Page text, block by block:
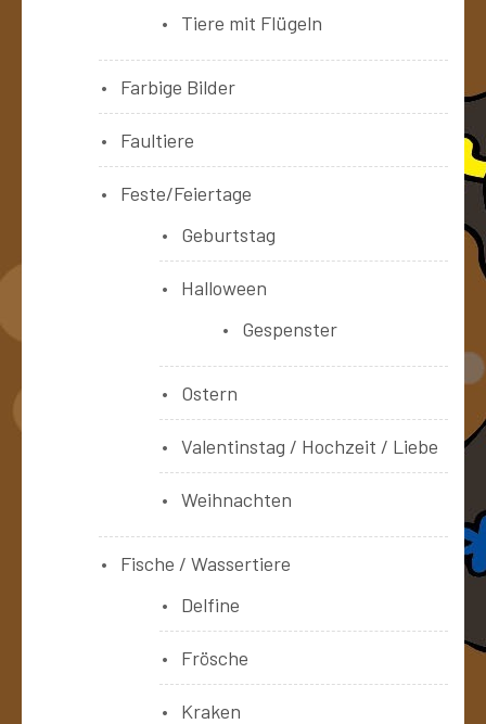
Tiere mit Flügeln
Farbige Bilder
Faultiere
Feste/Feiertage
Geburtstag
Halloween
Gespenster
Ostern
Valentinstag / Hochzeit / Liebe
Weihnachten
Fische / Wassertiere
Delfine
Frösche
Kraken